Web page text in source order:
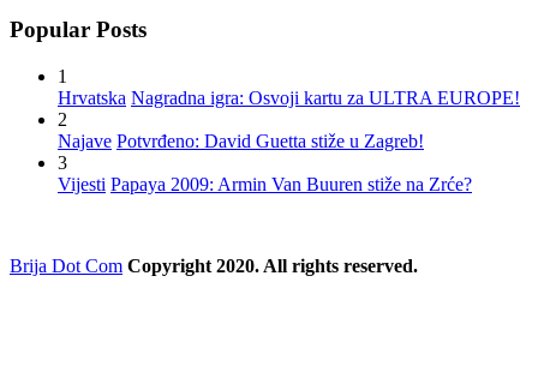
Popular Posts
1
Hrvatska Nagradna igra: Osvoji kartu za ULTRA EUROPE!
2
Najave Potvrđeno: David Guetta stiže u Zagreb!
3
Vijesti Papaya 2009: Armin Van Buuren stiže na Zrće?
Brija Dot Com Copyright 2020. All rights reserved.